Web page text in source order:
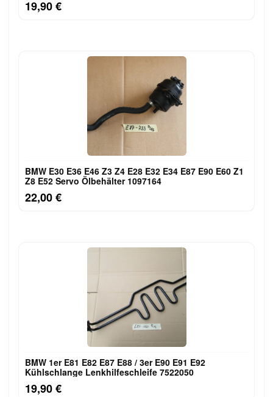
19,90 €
BMW E30 E36 E46 Z3 Z4 E28 E32 E34 E87 E90 E60 Z1
Z8 E52 Servo Ölbehälter 1097164
22,00 €
BMW 1er E81 E82 E87 E88 / 3er E90 E91 E92
Kühlschlange Lenkhilfeschleife 7522050
19,90 €